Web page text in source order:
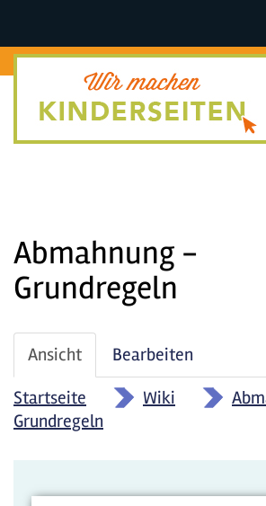
Abmahnung -
Grundregeln
Haupt-
Reiter
Ansicht (aktiver
Reiter)
Bearbeiten
Startseite
» Wiki »
Grundregeln